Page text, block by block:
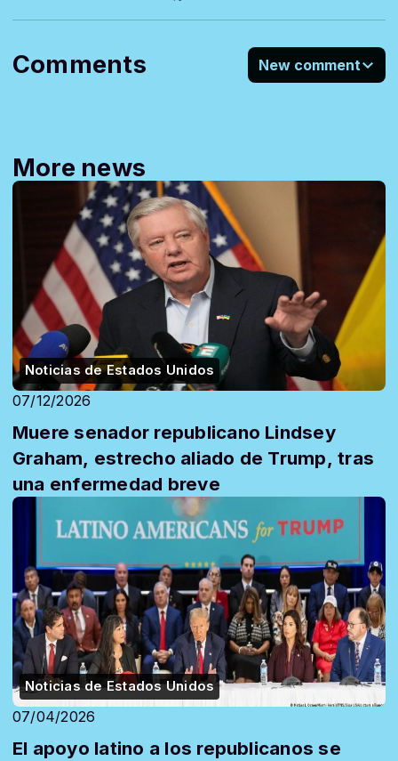
Comments New comment
More news
Noticias de Estados Unidos
07/12/2026
Muere senador republicano Lindsey
Graham, estrecho aliado de Trump, tras
una enfermedad breve
Noticias de Estados Unidos
07/04/2026
El apoyo latino a los republicanos se